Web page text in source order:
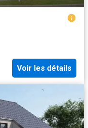
Voir les détails